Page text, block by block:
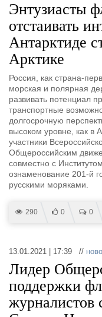
Энтузиасты
отстаивать
Антарктиде
Арктике
Россия, как страна-
морская и полярная
развивать потенциал
транспортные
долгосрочную
высоком уровне, как в
участники
Общероссийским
совместно с
ознаменование 201-й
русскими моряками.
290 0 0
13.01.2021 | 17:39 //
Лидер
поддержки
журналистов